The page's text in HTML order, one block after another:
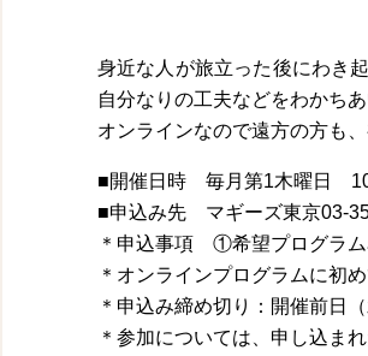
身近な人が旅立った後にわき
自分なりの工夫などをわかち
オンラインなので遠方の方も
■開催日時 毎月第1木曜日
■申込み先 マギーズ東京03-
＊申込事項 ①希望プログラム
＊オンラインプログラムに初
＊申込み締め切り：開催前日
＊参加については、申し込ま